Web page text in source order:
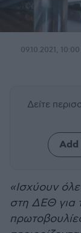
09.10.2021, 10:00
Δείτε
Add
«Ισχύουν
στη ΔΕΘ για